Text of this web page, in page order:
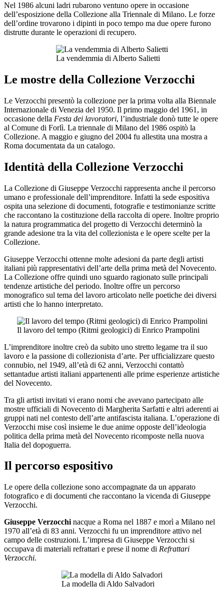
Nel 1986 alcuni ladri rubarono ventuno opere in occasione
dell’esposizione della Collezione alla Triennale di Milano. Le forze
dell’ordine trovarono i dipinti in poco tempo ma due opere furono
distrutte durante le operazioni di recupero.
La vendemmia di Alberto Salietti
Le mostre della Collezione Verzocchi
Le Verzocchi presentò la collezione per la prima volta alla Biennale
Internazionale di Venezia del 1950. Il primo maggio del 1961, in
occasione della Festa dei lavoratori, l’industriale donò tutte le opere
al Comune di Forlì. La triennale di Milano del 1986 ospitò la
Collezione. A maggio e giugno del 2004 fu allestita una mostra a
Roma documentata da un catalogo.
Identità della Collezione Verzocchi
La Collezione di Giuseppe Verzocchi rappresenta anche il percorso
umano e professionale dell’imprenditore. Infatti la sede espositiva
ospita una selezione di documenti, fotografie e testimonianze scritte
che raccontano la costituzione della raccolta di opere. Inoltre proprio
la natura programmatica del progetto di Verzocchi determinò la
grande adesione tra la vita del collezionista e le opere scelte per la
Collezione.
Giuseppe Verzocchi ottenne molte adesioni da parte degli artisti
italiani più rappresentativi dell’arte della prima metà del Novecento.
La Collezione offre quindi uno sguardo ragionato sulle principali
tendenze artistiche del periodo. Inoltre offre un percorso
monografico sul tema del lavoro articolato nelle poetiche dei diversi
artisti che lo hanno interpretato.
Il lavoro del tempo (Ritmi geologici) di Enrico Prampolini
L’imprenditore inoltre creò da subito uno stretto legame tra il suo
lavoro e la passione di collezionista d’arte. Per ufficializzare questo
connubio, nel 1949, all’età di 62 anni, Verzocchi contattò
settantadue artisti italiani appartenenti alle prime esperienze artistiche
del Novecento.
Tra gli artisti invitati vi erano nomi che avevano partecipato alle
mostre ufficiali di Novecento di Margherita Sarfatti e altri aderenti ai
gruppi nati nel contesto dell’arte antifascista italiana. L’operazione di
Verzocchi mise così insieme le due anime opposte dell’ideologia
politica della prima metà del Novecento ricomposte nella nuova
Italia del dopoguerra.
Il percorso espositivo
Le opere della collezione sono accompagnate da un apparato
fotografico e di documenti che raccontano la vicenda di Giuseppe
Verzocchi.
Giuseppe Verzocchi nacque a Roma nel 1887 e morì a Milano nel
1970 all’età di 83 anni. Verzocchi fu un imprenditore attivo nel
campo delle costruzioni. L’impresa di Giuseppe Verzocchi si
occupava di materiali refrattari e prese il nome di Refrattari
Verzocchi.
La modella di Aldo Salvadori